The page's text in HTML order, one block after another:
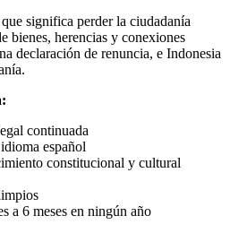
significa perder la ciudadanía
bienes, herencias y conexiones
declaración de renuncia, e Indonesia
continuada
español
constitucional y cultural
a 6 meses en ningún año